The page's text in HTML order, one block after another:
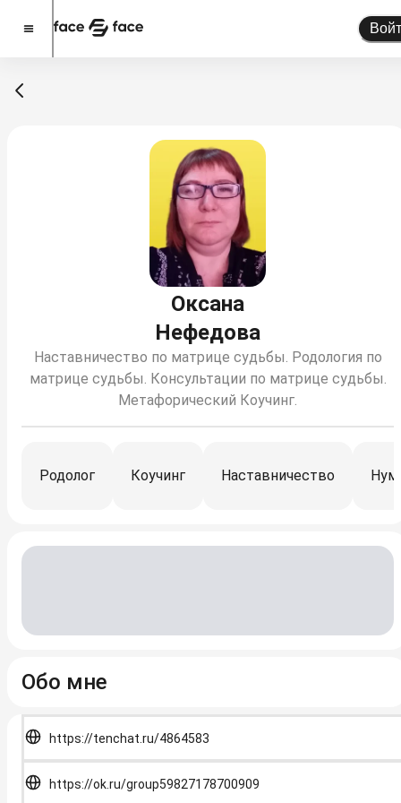
Помочь проекту
О проекте
Новости
Спикеры
Партнерство
Тарифы
Оксана
Нефедова
Наставничество по матрице судьбы. Родология по
матрице судьбы. Консультации по матрице судьбы.
Метафорический Коучинг.
Родолог Коучинг Наставничество
Обо мне
https://tenchat.ru/4864583
https://ok.ru/group59827178700909